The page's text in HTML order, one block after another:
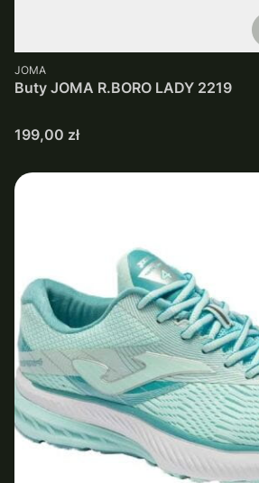
PRODUCENT
JOMA
Buty JOMA R.BORO LADY 2219
Cena
199,00 zł